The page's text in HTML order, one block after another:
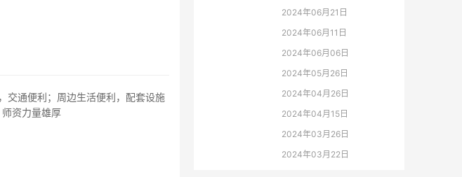
资力量雄厚
2024年06月21日
2024年06月11日
2024年06月06日
2024年05月26日
2024年04月26日
2024年04月15日
2024年03月26日
2024年03月22日